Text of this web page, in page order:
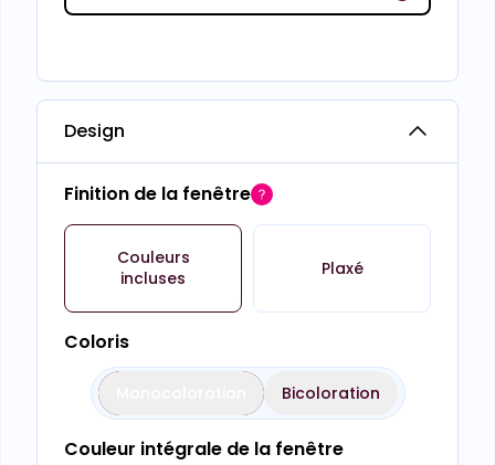
Design
Finition de la fenêtre
Couleurs
incluses
Plaxé
Coloris
Bicoloration
Couleur intégrale de la fenêtre